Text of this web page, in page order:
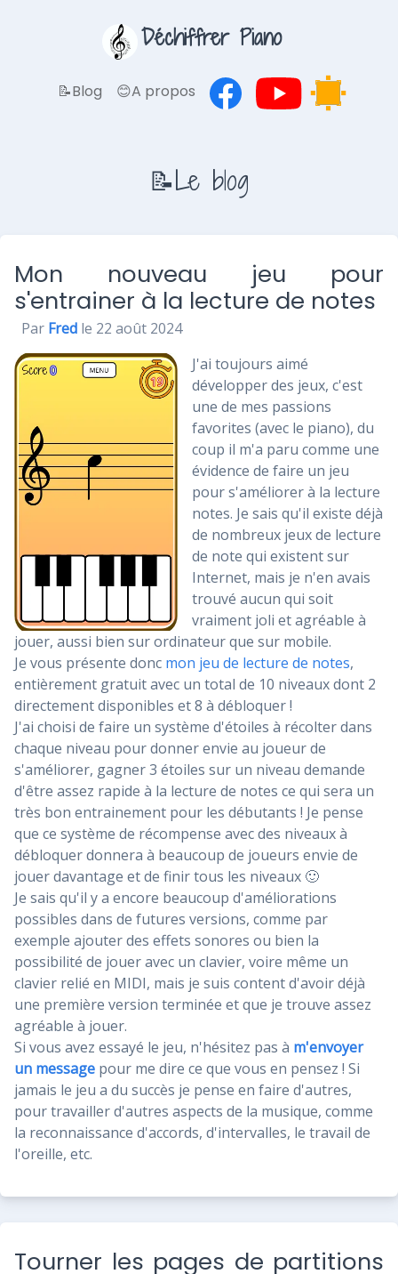
Déchiffrer Piano
📝Blog 😊A propos
📝Le blog
Mon nouveau jeu pour
s'entrainer à la lecture de notes
Par Fred le 22 août 2024
J'ai toujours aimé
développer des jeux, c'est
une de mes passions
favorites (avec le piano), du
coup il m'a paru comme une
évidence de faire un jeu
pour s'améliorer à la lecture
notes. Je sais qu'il existe déjà
de nombreux jeux de lecture
de note qui existent sur
Internet, mais je n'en avais
trouvé aucun qui soit
vraiment joli et agréable à
jouer, aussi bien sur ordinateur que sur mobile.
Je vous présente donc mon jeu de lecture de notes,
entièrement gratuit avec un total de 10 niveaux dont 2
directement disponibles et 8 à débloquer !
J'ai choisi de faire un système d'étoiles à récolter dans
chaque niveau pour donner envie au joueur de
s'améliorer, gagner 3 étoiles sur un niveau demande
d'être assez rapide à la lecture de notes ce qui sera un
très bon entrainement pour les débutants ! Je pense
que ce système de récompense avec des niveaux à
débloquer donnera à beaucoup de joueurs envie de
jouer davantage et de finir tous les niveaux 🙂
Je sais qu'il y a encore beaucoup d'améliorations
possibles dans de futures versions, comme par
exemple ajouter des effets sonores ou bien la
possibilité de jouer avec un clavier, voire même un
clavier relié en MIDI, mais je suis content d'avoir déjà
une première version terminée et que je trouve assez
agréable à jouer.
Si vous avez essayé le jeu, n'hésitez pas à m'envoyer
un message pour me dire ce que vous en pensez ! Si
jamais le jeu a du succès je pense en faire d'autres,
pour travailler d'autres aspects de la musique, comme
la reconnaissance d'accords, d'intervalles, le travail de
l'oreille, etc.
Tourner les pages de partitions